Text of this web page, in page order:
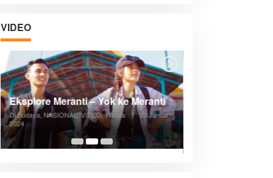
VIDEO
05:08
Posyandu Melayani Semua Siklus
Hidup
Di ADVERTORIAL, Kesehatan, VIDEO |
27
Desember 2023